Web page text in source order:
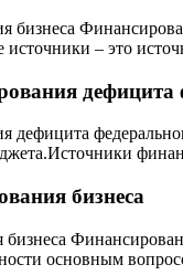
бизнеса
– это
дефицита
дефицита
бизнеса
основным